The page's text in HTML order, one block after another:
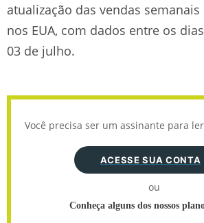
atualização das vendas
nos EUA, com dados entre os
03 de julho.
Você precisa ser um assinante para
ACESSE SUA CONTA
ou
Conheça alguns dos nossos